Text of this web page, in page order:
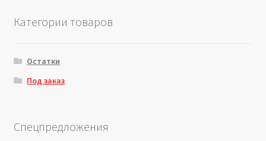
Категории товаров
Остатки
Под заказ
Спецпредложения